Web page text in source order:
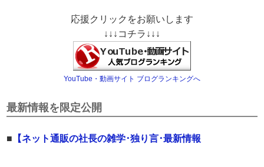
応援クリックをお願いします
↓↓↓コチラ↓↓↓
YouTube・動画サイト ブログランキングへ
最新情報を限定公開
■ 【ネット通販の社長の雑学･独り言･最新情報